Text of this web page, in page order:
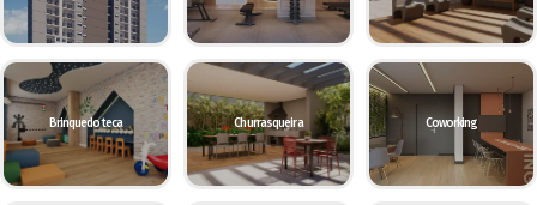
Brinquedoteca Churrasqueira Coworking